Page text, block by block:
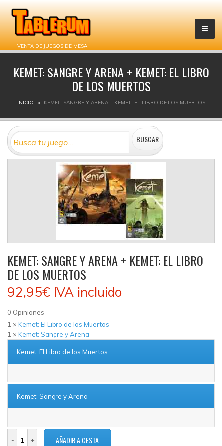
VENTA DE JUEGOS DE MESA
KEMET: SANGRE Y ARENA + KEMET: EL LIBRO
DE LOS MUERTOS
INICIO KEMET: SANGRE Y ARENA + KEMET: EL LIBRO DE LOS MUERTOS
KEMET: SANGRE Y ARENA + KEMET: EL LIBRO
DE LOS MUERTOS
92,95€ IVA incluido
0 Opiniones
1 × Kemet: El Libro de los Muertos
1 × Kemet: Sangre y Arena
Kemet: El Libro de los Muertos
Kemet: Sangre y Arena